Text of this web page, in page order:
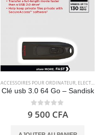
,STOCKAGE
ACCESSOIRES POUR ORDINATEUR, ELECTRONIQUES
Clé usb 3.0 64 Go – Sandisk
0 out of 5
9 500 CFA